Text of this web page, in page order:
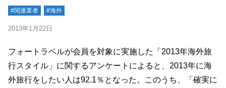
#関連業者 #海外
2013年1月22日
フォートラベルが会員を対象に実施した「2013年海外旅
行スタイル」に関するアンケートによると、2013年に海
外旅行をしたい人は92.1％となった。このうち、「確実に